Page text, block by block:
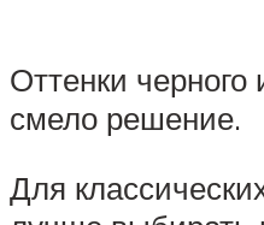
Оттенки
смело решение.
Для